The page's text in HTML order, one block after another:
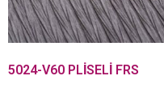
5024-V60 PLİSELİ FRS